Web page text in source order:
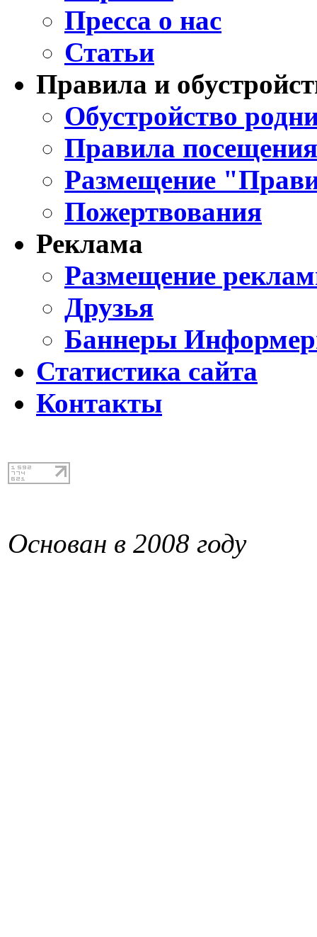
Пресса о нас
Статьи
Правила и
Обустройство
Правила
Размещение
Пожертвования
Реклама
Размещение
Друзья
Баннеры
Статистика сайта
Контакты
Основан в 2008 году